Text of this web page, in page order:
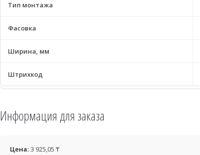
Тип монтажа
Фасовка
Ширина, мм
Штрихкод
Информация для заказа
Цена: 3 925,05 ₸